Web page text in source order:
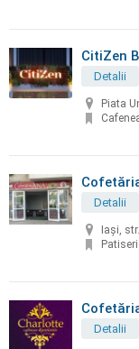
CitiZen
Detalii
Piata
Detalii
Iași,
Detalii